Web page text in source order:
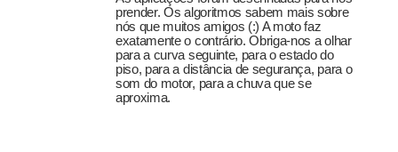
prender. Os algoritmos sabem mais sobre
nós que muitos amigos (:) A moto faz
exatamente o contrário. Obriga-nos a olhar
para a curva seguinte, para o estado do
piso, para a distância de segurança, para o
som do motor, para a chuva que se
aproxima.